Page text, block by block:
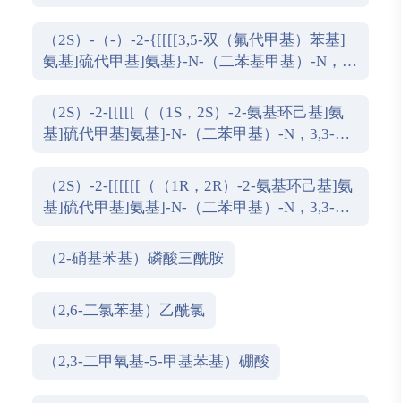
（2S）-（-）-2-{[[[[3,5-双（氟代甲基）苯基]
氨基]硫代甲基]氨基}-N-（二苯基甲基）-N，
（2S）-2-[[[[[（（1S，2S）-2-氨基环己基]氨
基]硫代甲基]氨基]-N-（二苯甲基）-N，3,3-三
（2S）-2-[[[[[[（（1R，2R）-2-氨基环己基]氨
基]硫代甲基]氨基]-N-（二苯甲基）-N，3,3-三
（2-硝基苯基）磷酸三酰胺
（2,6-二氯苯基）乙酰氯
（2,3-二甲氧基-5-甲基苯基）硼酸